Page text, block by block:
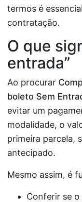
termos é
contratação.
O que
entrada”
Ao procurar
boleto Sem
evitar um
modalidade, o
primeira parcela,
antecipado.
Mesmo assim, é
Conferir se o